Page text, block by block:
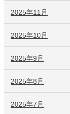
2025年11月
2025年10月
2025年9月
2025年8月
2025年7月